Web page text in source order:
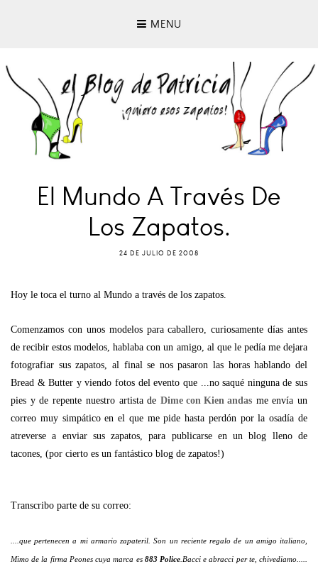
MENU
El Mundo A Través De
Los Zapatos.
24 DE JULIO DE 2008
Hoy le toca el turno al Mundo a través de los zapatos.
Comenzamos con unos modelos para caballero, curiosamente días antes
de recibir estos modelos, hablaba con un amigo, al que le pedía me dejara
fotografiar sus zapatos, al final se nos pasaron las horas hablando del
Bread & Butter y viendo fotos del evento que ...no saqué ninguna de sus
pies y de repente nuestro artista de Dime con Kien andasme envía un
correo muy simpático en el que me pide hasta perdón por la osadía de
atreverse a enviar sus zapatos, para publicarse en un blog lleno de
tacones, (por cierto es un fantástico blog de zapatos!)
Transcribo parte de su correo:
....que pertenecen a mi armario zapateril. Son un reciente regalo de un amigo italiano,
Mimo de la firma Peones cuya marca es 883 Police.Bacci e abracci per te, chivediamo.....